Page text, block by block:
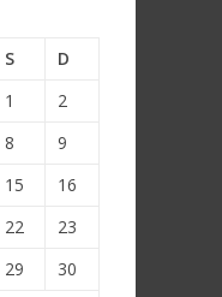
S
D
1
2
8
9
15
16
22
23
29
30